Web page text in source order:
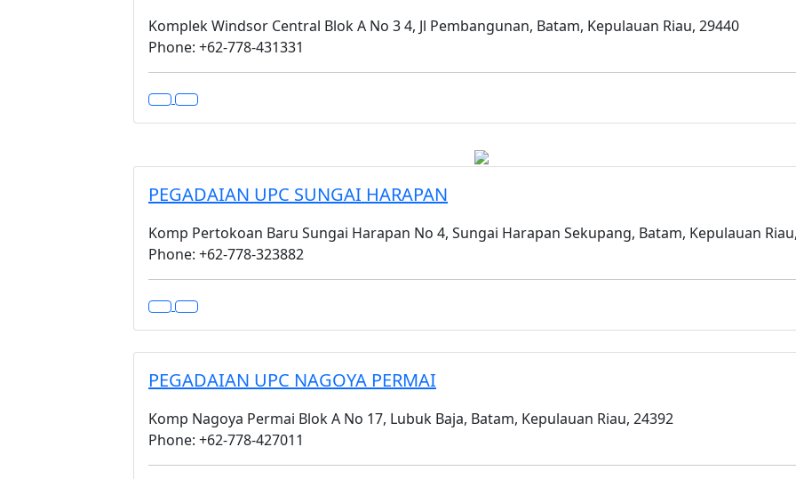
Komplek Windsor Central Blok A No 3 4, Jl Pembangunan, Batam, Kepulauan Riau, 29440
Phone: +62-778-431331
PEGADAIAN UPC SUNGAI HARAPAN
Komp Pertokoan Baru Sungai Harapan No 4, Sungai Harapan Sekupang, Batam, Kepulauan
Phone: +62-778-323882
PEGADAIAN UPC NAGOYA PERMAI
Komp Nagoya Permai Blok A No 17, Lubuk Baja, Batam, Kepulauan Riau, 24392
Phone: +62-778-427011